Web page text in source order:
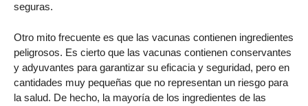
seguras.
Otro mito frecuente es que las vacunas contienen ingredientes
peligrosos. Es cierto que las vacunas contienen conservantes
y adyuvantes para garantizar su eficacia y seguridad, pero en
cantidades muy pequeñas que no representan un riesgo para
la salud. De hecho, la mayoría de los ingredientes de las